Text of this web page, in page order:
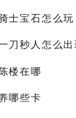
士宝石怎么玩
刀秒人怎么出
楼在哪
哪些卡